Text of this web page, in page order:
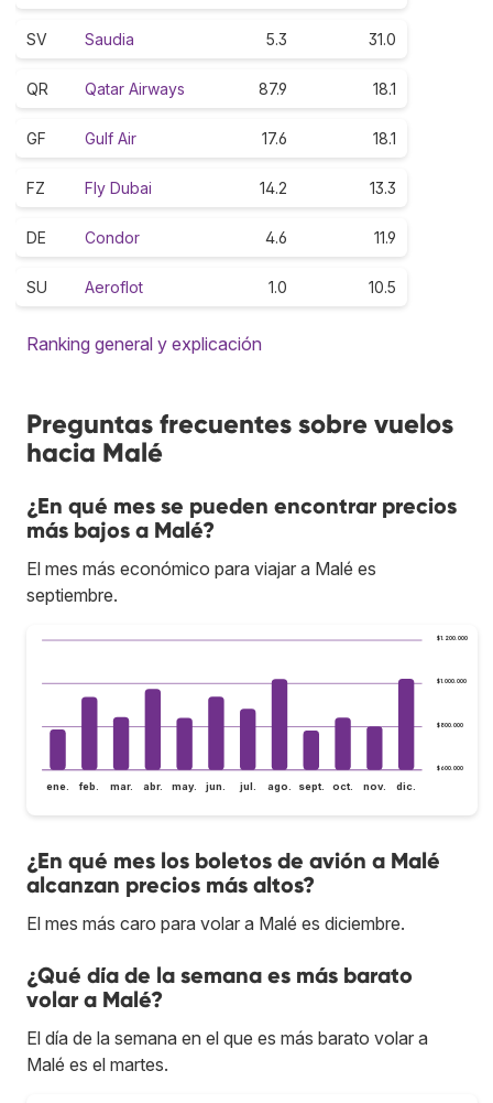
SV Saudia 5.3 31.0
QR Qatar Airways 87.9 18.1
GF Gulf Air 17.6 18.1
FZ Fly Dubai 14.2 13.3
DE Condor 4.6 11.9
SU Aeroflot 1.0 10.5
Ranking general y explicación
Preguntas frecuentes sobre vuelos
hacia Malé
¿En qué mes se pueden encontrar precios
más bajos a Malé?
El mes más económico para viajar a Malé es
septiembre.
$600.000
$800.000
$1.000.000
$1.200.000
ene. feb. mar. abr. may. jun. jul. ago. sept. oct. nov. dic.
¿En qué mes los boletos de avión a Malé
alcanzan precios más altos?
El mes más caro para volar a Malé es diciembre.
¿Qué día de la semana es más barato
volar a Malé?
El día de la semana en el que es más barato volar a
Malé es el martes.